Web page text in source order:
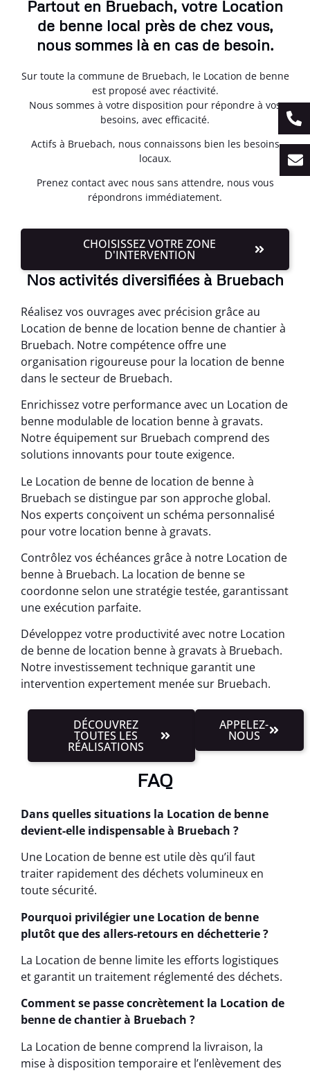
Partout en Bruebach, votre Location
de benne local près de chez vous,
nous sommes là en cas de besoin.
Sur toute la commune de Bruebach, le Location de benne
est proposé avec réactivité.
Nous sommes à votre disposition pour répondre à vos
besoins, avec efficacité.
Actifs à Bruebach, nous connaissons bien les besoins
locaux.
Prenez contact avec nous sans attendre, nous vous
répondrons immédiatement.
CHOISISSEZ VOTRE ZONE
D'INTERVENTION
Nos activités diversifiées à Bruebach
Réalisez vos ouvrages avec précision grâce au
Location de benne de location benne de chantier à
Bruebach. Notre compétence offre une
organisation rigoureuse pour la location de benne
dans le secteur de Bruebach.
Enrichissez votre performance avec un Location de
benne modulable de location benne à gravats.
Notre équipement sur Bruebach comprend des
solutions innovants pour toute exigence.
Le Location de benne de location de benne à
Bruebach se distingue par son approche global.
Nos experts conçoivent un schéma personnalisé
pour votre location benne à gravats.
Contrôlez vos échéances grâce à notre Location de
benne à Bruebach. La location de benne se
coordonne selon une stratégie testée, garantissant
une exécution parfaite.
Développez votre productivité avec notre Location
de benne de location benne à gravats à Bruebach.
Notre investissement technique garantit une
intervention expertement menée sur Bruebach.
DÉCOUVREZ
TOUTES LES
RÉALISATIONS
APPELEZ-
NOUS
FAQ
Dans quelles situations la Location de benne
devient-elle indispensable à Bruebach ?
Une Location de benne est utile dès qu’il faut
traiter rapidement des déchets volumineux en
toute sécurité.
Pourquoi privilégier une Location de benne
plutôt que des allers-retours en déchetterie ?
La Location de benne limite les efforts logistiques
et garantit un traitement réglementé des déchets.
Comment se passe concrètement la Location de
benne de chantier à Bruebach ?
La Location de benne comprend la livraison, la
mise à disposition temporaire et l’enlèvement des